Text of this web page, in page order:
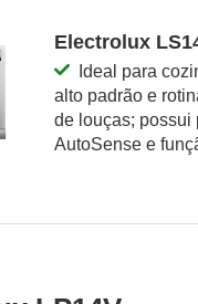
Electrolux
Ideal para
alto padrão e
de louças; possui
AutoSense e